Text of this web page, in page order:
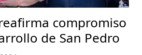
compromiso
de San Pedro